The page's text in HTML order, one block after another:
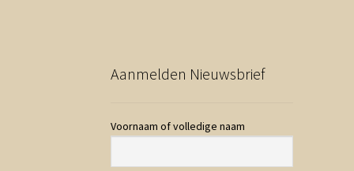
Aanmelden Nieuwsbrief
Voornaam of volledige naam